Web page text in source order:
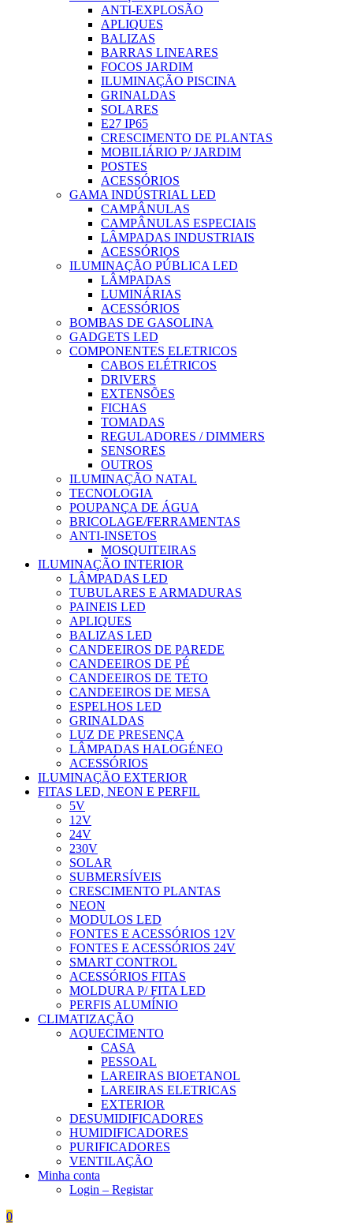
ANTI-EXPLOSÃO
APLIQUES
BALIZAS
BARRAS LINEARES
FOCOS JARDIM
ILUMINAÇÃO PISCINA
GRINALDAS
SOLARES
E27 IP65
CRESCIMENTO DE PLANTAS
MOBILIÁRIO P/ JARDIM
POSTES
ACESSÓRIOS
GAMA INDÚSTRIAL LED
CAMPÂNULAS
CAMPÂNULAS ESPECIAIS
LÂMPADAS INDUSTRIAIS
ACESSÓRIOS
ILUMINAÇÃO PÚBLICA LED
LÂMPADAS
LUMINÁRIAS
ACESSÓRIOS
BOMBAS DE GASOLINA
GADGETS LED
COMPONENTES ELETRICOS
CABOS ELÉTRICOS
DRIVERS
EXTENSÕES
FICHAS
TOMADAS
REGULADORES / DIMMERS
SENSORES
OUTROS
ILUMINAÇÃO NATAL
TECNOLOGIA
POUPANÇA DE ÁGUA
BRICOLAGE/FERRAMENTAS
ANTI-INSETOS
MOSQUITEIRAS
ILUMINAÇÃO INTERIOR
LÂMPADAS LED
TUBULARES E ARMADURAS
PAINEIS LED
APLIQUES
BALIZAS LED
CANDEEIROS DE PAREDE
CANDEEIROS DE PÉ
CANDEEIROS DE TETO
CANDEEIROS DE MESA
ESPELHOS LED
GRINALDAS
LUZ DE PRESENÇA
LÂMPADAS HALOGÉNEO
ACESSÓRIOS
ILUMINAÇÃO EXTERIOR
FITAS LED, NEON E PERFIL
5V
12V
24V
230V
SOLAR
SUBMERSÍVEIS
CRESCIMENTO PLANTAS
NEON
MODULOS LED
FONTES E ACESSÓRIOS 12V
FONTES E ACESSÓRIOS 24V
SMART CONTROL
ACESSÓRIOS FITAS
MOLDURA P/ FITA LED
PERFIS ALUMÍNIO
CLIMATIZAÇÃO
AQUECIMENTO
CASA
PESSOAL
LAREIRAS BIOETANOL
LAREIRAS ELETRICAS
EXTERIOR
DESUMIDIFICADORES
HUMIDIFICADORES
PURIFICADORES
VENTILAÇÃO
Minha conta
Login – Registar
0